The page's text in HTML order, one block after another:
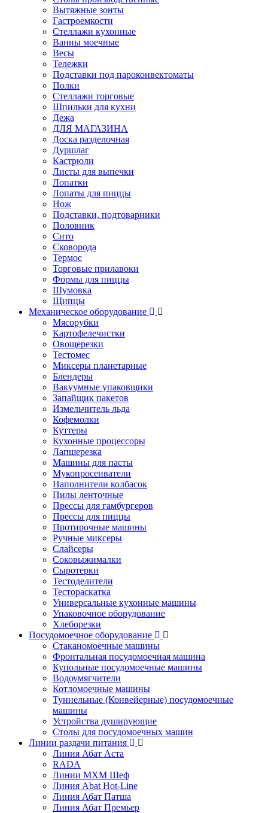
Вытяжные зонты
Гастроемкости
Стеллажи кухонные
Ванны моечные
Весы
Тележки
Подставки под пароконвектоматы
Полки
Стеллажи торговые
Шпильки для кухни
Дежа
ДЛЯ МАГАЗИНА
Доска разделочная
Дуршлаг
Кастрюли
Листы для выпечки
Лопатки
Лопаты для пиццы
Нож
Подставки, подтоварники
Половник
Сито
Сковорода
Термос
Торговые прилавоки
Формы для пиццы
Шумовка
Щипцы
Механическое оборудование
Мясорубки
Картофелечистки
Овощерезки
Тестомес
Миксеры планетарные
Блендеры
Вакуумные упаковщики
Запайщик пакетов
Измельчитель льда
Кофемолки
Куттеры
Кухонные процессоры
Лапшерезка
Машины для пасты
Мукопросеиватели
Наполнители колбасок
Пилы ленточные
Прессы для гамбургеров
Прессы для пиццы
Протирочные машины
Ручные миксеры
Слайсеры
Соковыжималки
Сыротерки
Тестоделители
Тестораскатка
Универсальные кухонные машины
Упаковочное оборудование
Хлеборезки
Посудомоечное оборудование
Стаканомоечные машины
Фронтальная посудомоечная машина
Купольные посудомоечные машины
Водоумягчители
Котломоечные машины
Туннельные (Конвейерные) посудомоечные
машины
Устройства душирующие
Столы для посудомоечных машин
Линии раздачи питания
Линия Абат Аста
RADA
Линии МХМ Шеф
Линия Abat Hot-Line
Линия Абат Патша
Линия Абат Премьер